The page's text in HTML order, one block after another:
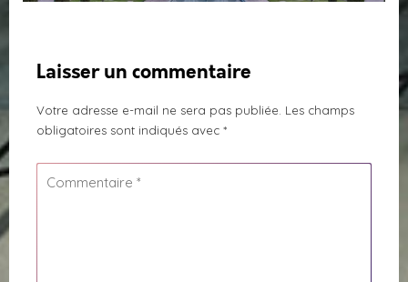
Laisser un commentaire
Votre adresse e-mail ne sera pas publiée. Les champs
obligatoires sont indiqués avec *